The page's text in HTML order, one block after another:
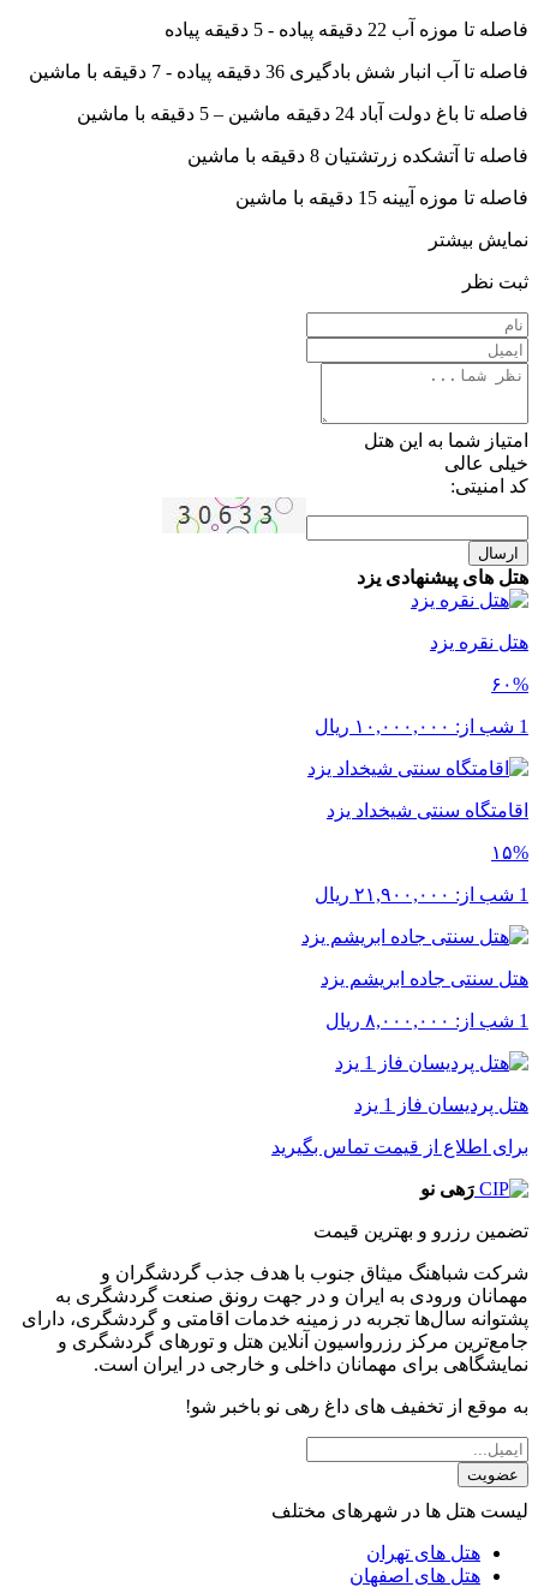
فاصله تا موزه آب 22 دقیقه پیاده - 5 دقیقه پیاده
فاصله تا آب انبار شش بادگیری 36 دقیقه پیاده - 7 دقیقه با ماشین
فاصله تا باغ دولت آباد 24 دقیقه ماشین – 5 دقیقه با ماشین
فاصله تا آتشکده زرتشتیان 8 دقیقه با ماشین
فاصله تا موزه آیینه 15 دقیقه با ماشین
نمایش بیشتر
ثبت نظر
امتیاز شما به این هتل
خیلی عالی
کد امنیتی:
ارسال
هتل های پیشنهادی یزد
هتل نقره یزد
۶۰%
1 شب از: ۱۰,۰۰۰,۰۰۰ ریال
اقامتگاه سنتی شیخداد یزد
۱۵%
1 شب از: ۲۱,۹۰۰,۰۰۰ ریال
هتل سنتی جاده ابریشم یزد
1 شب از: ۸,۰۰۰,۰۰۰ ریال
هتل پردیسان فاز 1 یزد
برای اطلاع از قیمت تماس بگیرید
رَهی نو
تضمین رزرو و بهترین قیمت
شرکت شباهنگ میثاق جنوب با هدف جذب گردشگران و
مهمانان ورودی به ایران و در جهت رونق صنعت گردشگری به
پشتوانه سال‌ها تجربه در زمینه خدمات اقامتی و گردشگری، دارای
جامع‌ترین مرکز رزرواسیون آنلاین هتل و تورهای گردشگری و
نمایشگاهی برای مهمانان داخلی و خارجی در ایران است.
به موقع از تخفیف های داغ رهی نو باخبر شو!
عضویت
لیست هتل ها در شهرهای مختلف
هتل های تهران
هتل های اصفهان